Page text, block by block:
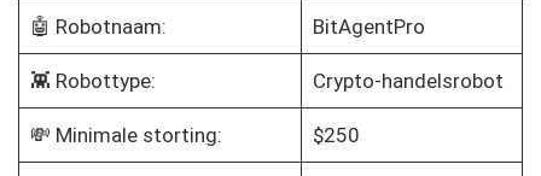
🤖 Robotnaam: BitAgentPro
👾 Robottype: Crypto-handelsrobot
💸 Minimale storting: $250